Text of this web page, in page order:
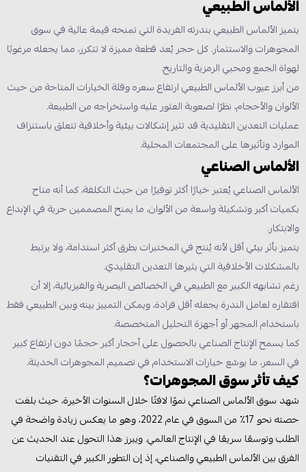
الألماس الطبيعي
يتميز الألماس الطبيعي بندرته الفريدة التي تمنحه قيمة عالية في سوق
المجوهرات والاستثمار. كل حجر يُعد قطعة مميزة لا تتكرر، مما يجعله مرغوبًا
لهواة الجمع ومحبي الرمزية والتاريخ.
من أبرز عيوب الألماس الطبيعي ارتفاع سعره وقلة الخيارات المتاحة من حيث
الألوان والأحجام، نظرًا لصعوبة العثور عليه واستخراجه من الطبيعة.
عمليات التعدين التقليدية قد تثير إشكالات بيئية وأخلاقية تتعلق باستنزاف
الموارد وتأثيرها على المجتمعات المحلية.
الألماس الصناعي
الألماس الصناعي يُعتبر خيارًا أكثر توفيرًا من حيث التكلفة، كما أنه متاح
بكميات أكبر وتشكيلة واسعة من الألوان، ما يمنح المصممين حرية في الإبداع
والابتكار.
يتميز بأثر بيئي أقل لأنه يُنتج في المختبرات بطرق أكثر استدامة، ولا يرتبط
بالمشكلات الأخلاقية التي يثيرها التعدين التقليدي.
رغم تشابهه الكبير مع الطبيعي في الخصائص البصرية والفيزيائية، إلا أن
افتقاره لعامل الندرة يجعله أقل فرادة، ويمكن التمييز بينه وبين الطبيعي فقط
باستخدام المجهر أو أجهزة التحليل المتخصصة.
كما يسمح الإنتاج الصناعي بالحصول على أحجار أكبر حجمًا دون ارتفاع كبير
في السعر، ما يوسّع خيارات الاستخدام في تصميم المجوهرات الحديثة.
كيف تأثر سوق المجوهرات؟
شهد سوق الألماس الصناعي نموًا لافتًا خلال السنوات الأخيرة، حيث بلغت
حصته نحو 17٪ من السوق في عام 2022، وهو ما يعكس زيادة واضحة في
الطلب وتوسعًا سريعًا في الإنتاج العالمي. ويبرز هذا التحول عند الحديث عن
الفرق بين الألماس الطبيعي والصناعي، إذ إن التطور الكبير في التقنيات